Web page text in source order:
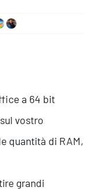
a 64 bit
vostro
quantità di RAM,
grandi